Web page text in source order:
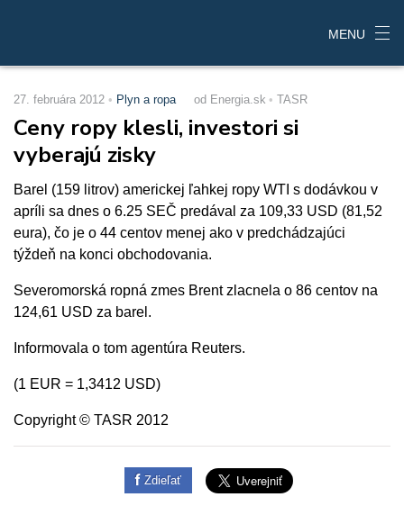
MENU
27. februára 2012 Plyn a ropa od Energia.sk TASR
Ceny ropy klesli, investori si
vyberajú zisky
Barel (159 litrov) americkej ľahkej ropy WTI s dodávkou v
apríli sa dnes o 6.25 SEČ predával za 109,33 USD (81,52
eura), čo je o 44 centov menej ako v predchádzajúci
týždeň na konci obchodovania.
Severomorská ropná zmes Brent zlacnela o 86 centov na
124,61 USD za barel.
Informovala o tom agentúra Reuters.
(1 EUR = 1,3412 USD)
Copyright © TASR 2012
Zdieľať